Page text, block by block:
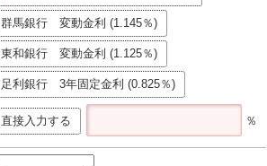
群馬銀行 変動金利 (1.145％)
東和銀行 変動金利 (1.125％)
足利銀行 3年固定金利 (0.825％)
直接入力する ％